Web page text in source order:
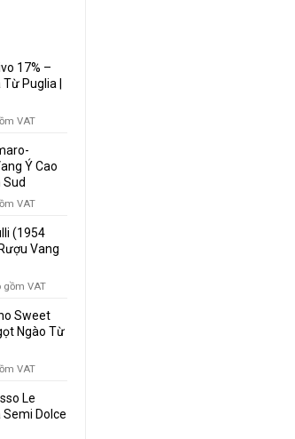
17% –
Puglia |
VAT
Ý Cao
Sud
VAT
(1954
Vang
gồm VAT
Sweet
Ngào Từ
VAT
Le
Semi Dolce